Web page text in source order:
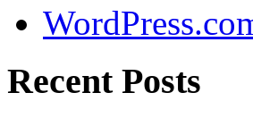
Recent Posts